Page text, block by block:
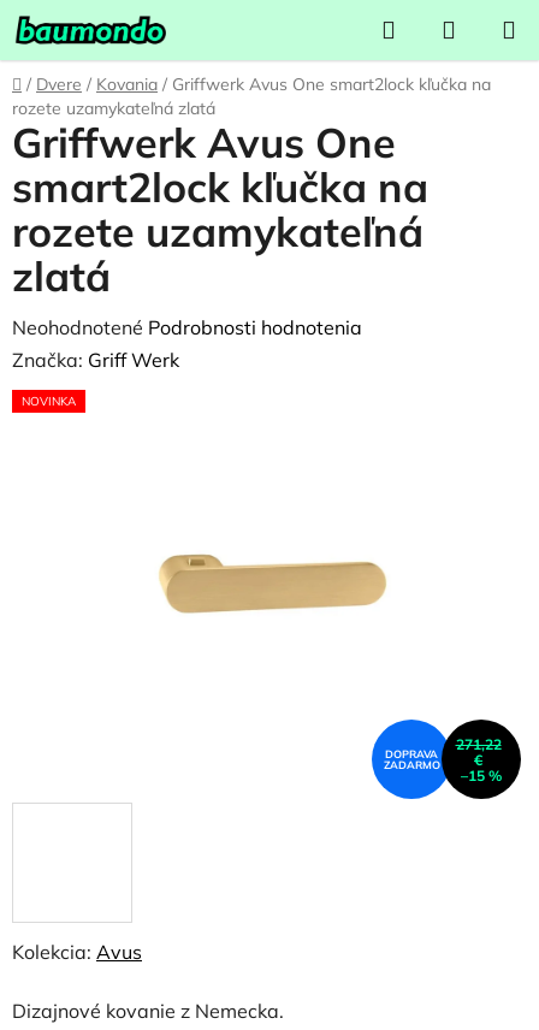
Prejsť
na
obsah
Hľadať
KOŠÍK
Domov
/ Dvere / Kovania / Griffwerk Avus One smart2lock kľučka na
rozete uzamykateľná zlatá
Kolekcia: Avus
Dizajnové kovanie z Nemecka.
Griffwerk Avus One
smart2lock kľučka na
rozete uzamykateľná
zlatá
Priemerné
hodnotenie
produktu
Neohodnotené Podrobnosti hodnotenia
Značka: Griff Werk
NOVINKA
DOPRAVA
ZADARMO
271,22
€
–15 %